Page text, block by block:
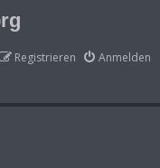
Anmelden
Registrieren